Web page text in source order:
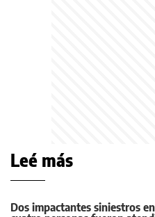
Leé más
Dos impactantes siniestros